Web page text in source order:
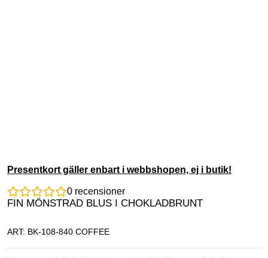
Presentkort gäller enbart i webbshopen, ej i butik!
0 recensioner
FIN MÖNSTRAD BLUS I CHOKLADBRUNT
ART: BK-108-840 COFFEE